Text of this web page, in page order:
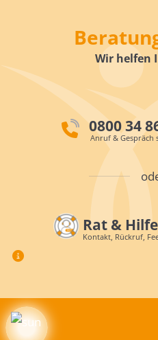
Wir helfen
0800 34
Anruf & Gespräch
Rat &
Kontakt, Rückruf,